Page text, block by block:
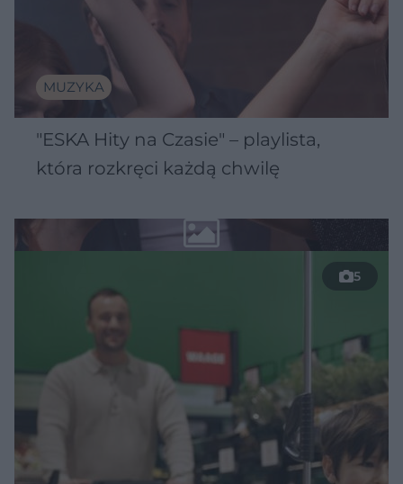
MUZYKA
"ESKA Hity na Czasie" – playlista,
która rozkręci każdą chwilę
5